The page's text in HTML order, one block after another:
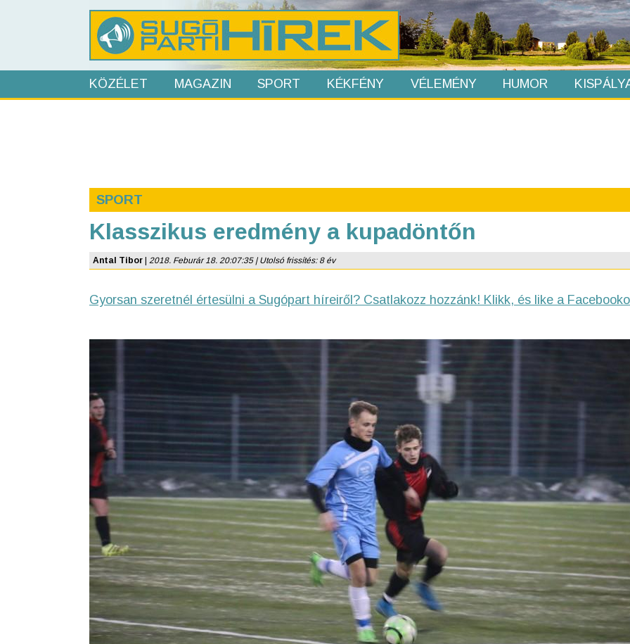
KÖZÉLET MAGAZIN SPORT KÉKFÉNY VÉLEMÉNY HUMOR
SPORT
Klasszikus eredmény a kupadöntőn
Antal Tibor 2018. Feburár 18. 20:07:35 | Utolsó frissítés: 8 év
Gyorsan szeretnél értesülni a Sugópart híreiről? Csatlakozz hozzánk! Klikk, és like a